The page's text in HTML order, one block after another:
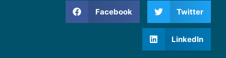
Facebook Twitter
LinkedIn